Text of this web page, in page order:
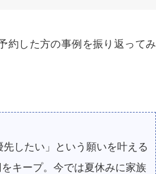
約した方の事例を振り返ってみ
先したい」という願いを叶える
キープ。今では夏休みに家族